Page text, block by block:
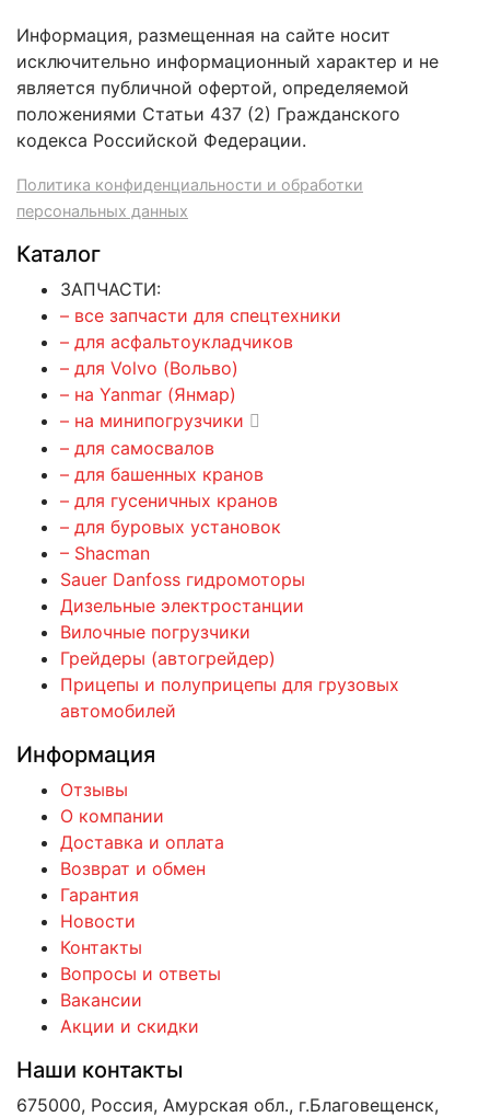
Информация, размещенная на сайте носит
исключительно информационный характер и не
является публичной офертой, определяемой
положениями Статьи 437 (2) Гражданского
кодекса Российской Федерации.
Политика конфиденциальности и обработки
персональных данных
Каталог
ЗАПЧАСТИ:
– все запчасти для спецтехники
– для асфальтоукладчиков
– для Volvo (Вольво)
– на Yanmar (Янмар)
– на минипогрузчики
– для самосвалов
– для башенных кранов
– для гусеничных кранов
– для буровых установок
– Shacman
Sauer Danfoss гидромоторы
Дизельные электростанции
Вилочные погрузчики
Грейдеры (автогрейдер)
Прицепы и полуприцепы для грузовых
автомобилей
Информация
Отзывы
О компании
Доставка и оплата
Возврат и обмен
Гарантия
Новости
Контакты
Вопросы и ответы
Вакансии
Акции и скидки
Наши контакты
675000, Россия, Амурская обл., г.Благовещенск,